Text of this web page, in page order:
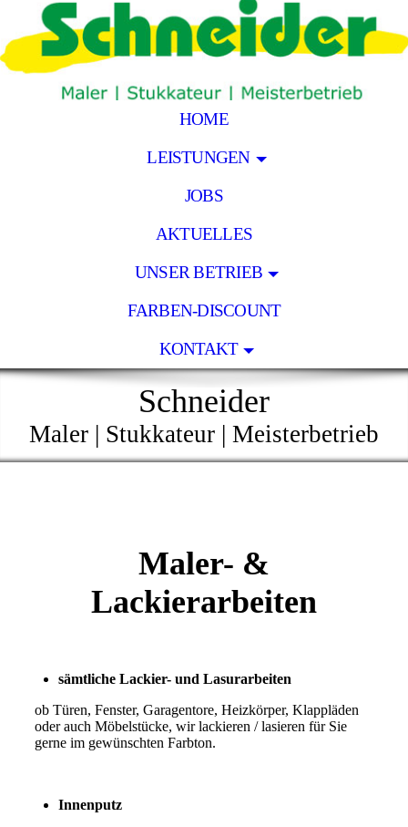
HOME
LEISTUNGEN
JOBS
AKTUELLES
UNSER BETRIEB
FARBEN-DISCOUNT
KONTAKT
Schneider
Maler | Stukkateur | Meisterbetrieb
Maler- &
Lackierarbeiten
sämtliche Lackier- und Lasurarbeiten
ob Türen, Fenster, Garagentore, Heizkörper, Klappläden
oder auch Möbelstücke, wir lackieren / lasieren für Sie
gerne im gewünschten Farbton.
Innenputz